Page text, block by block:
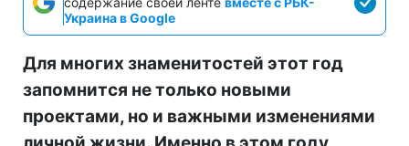
Украина в Google
Для многих знаменитостей этот год
запомнится не только новыми
проектами, но и важными изменениями